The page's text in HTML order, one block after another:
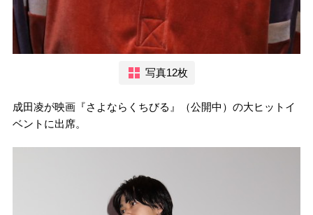
写真12枚
成田凌が映画『さよならくちびる』（公開中）の大ヒットイ
ベントに出席。